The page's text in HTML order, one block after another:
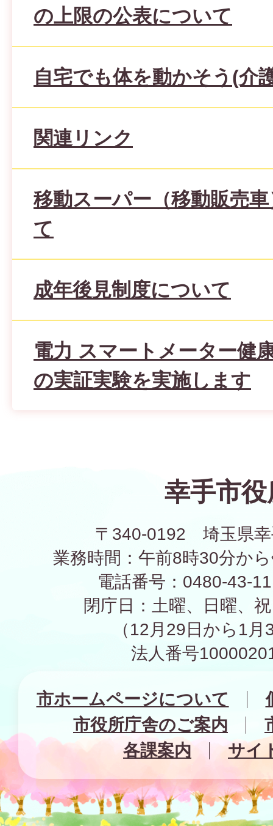
の上限の公表について
自宅でも体を動かそう(介
関連リンク
移動スーパー（移動販売
て
成年後見制度について
電力 スマートメーター健
の実証実験を実施します
幸手市役
〒340-0192 埼玉県幸
業務時間：午前8時30分か
電話番号：0480-43-
閉庁日：土曜、日曜、
（12月29日から1
法人番号
市ホームページについて
市役所庁舎のご案内
各課案内
サイ